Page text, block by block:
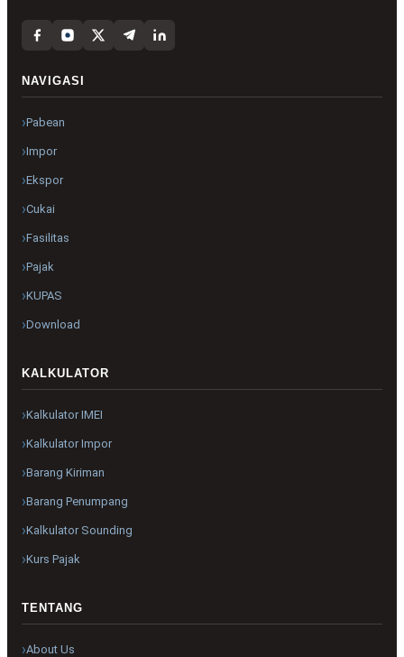
NAVIGASI
Pabean
Impor
Ekspor
Cukai
Fasilitas
Pajak
KUPAS
Download
KALKULATOR
Kalkulator IMEI
Kalkulator Impor
Barang Kiriman
Barang Penumpang
Kalkulator Sounding
Kurs Pajak
TENTANG
About Us